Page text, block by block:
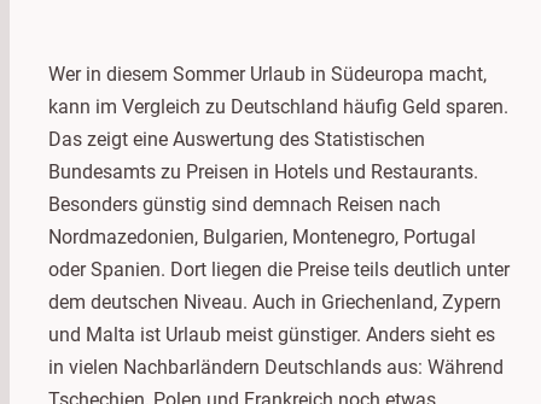
Wer in diesem Sommer Urlaub in Südeuropa macht,
kann im Vergleich zu Deutschland häufig Geld sparen.
Das zeigt eine Auswertung des Statistischen
Bundesamts zu Preisen in Hotels und Restaurants.
Besonders günstig sind demnach Reisen nach
Nordmazedonien, Bulgarien, Montenegro, Portugal
oder Spanien. Dort liegen die Preise teils deutlich unter
dem deutschen Niveau. Auch in Griechenland, Zypern
und Malta ist Urlaub meist günstiger. Anders sieht es
in vielen Nachbarländern Deutschlands aus: Während